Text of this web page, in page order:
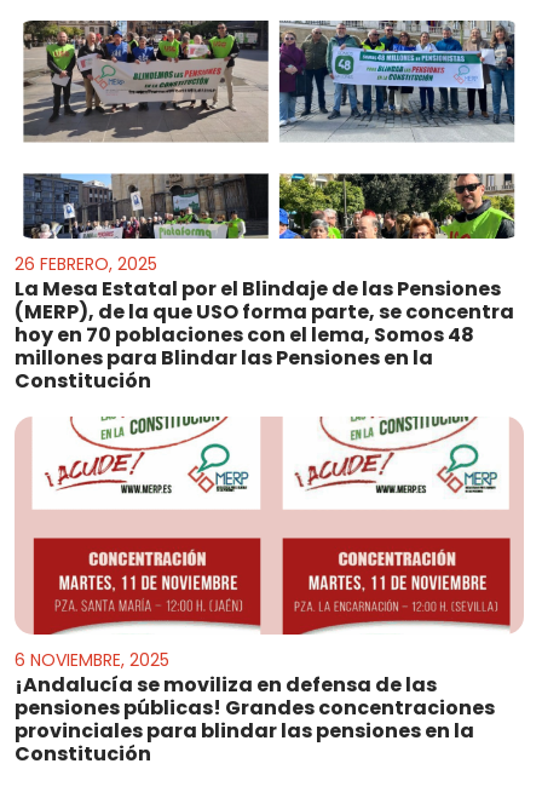
26 FEBRERO, 2025
La Mesa Estatal por el Blindaje de las Pensiones
(MERP), de la que USO forma parte, se concentra
hoy en 70 poblaciones con el lema, Somos 48
millones para Blindar las Pensiones en la
Constitución
6 NOVIEMBRE, 2025
¡Andalucía se moviliza en defensa de las
pensiones públicas! Grandes concentraciones
provinciales para blindar las pensiones en la
Constitución